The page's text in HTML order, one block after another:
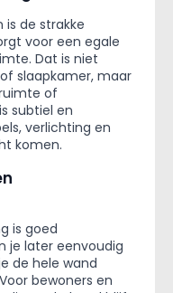
is de strakke
voor een egale
Dat is niet
slaapkamer, maar
of
subtiel en
verlichting en
komen.
is goed
je later eenvoudig
de hele wand
bewoners en